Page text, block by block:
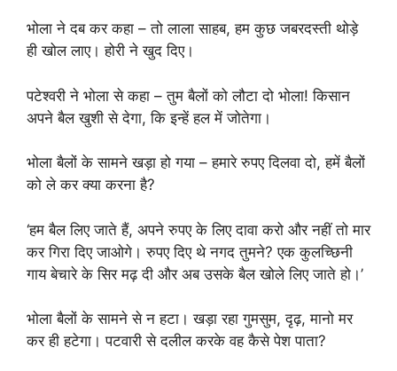
भोला ने दब कर कहा – तो लाला साहब, हम कुछ जबरदस्ती थोड़े
ही खोल लाए। होरी ने खुद दिए।
पटेश्वरी ने भोला से कहा – तुम बैलों को लौटा दो भोला! किसान
अपने बैल खुशी से देगा, कि इन्हें हल में जोतेगा।
भोला बैलों के सामने खड़ा हो गया – हमारे रुपए दिलवा दो, हमें बैलों
को ले कर क्या करना है?
‘हम बैल लिए जाते हैं, अपने रुपए के लिए दावा करो और नहीं तो मार
कर गिरा दिए जाओगे। रुपए दिए थे नगद तुमने? एक कुलच्छिनी
गाय बेचारे के सिर मढ़ दी और अब उसके बैल खोले लिए जाते हो।’
भोला बैलों के सामने से न हटा। खड़ा रहा गुमसुम, दृढ़, मानो मर
कर ही हटेगा। पटवारी से दलील करके वह कैसे पेश पाता?